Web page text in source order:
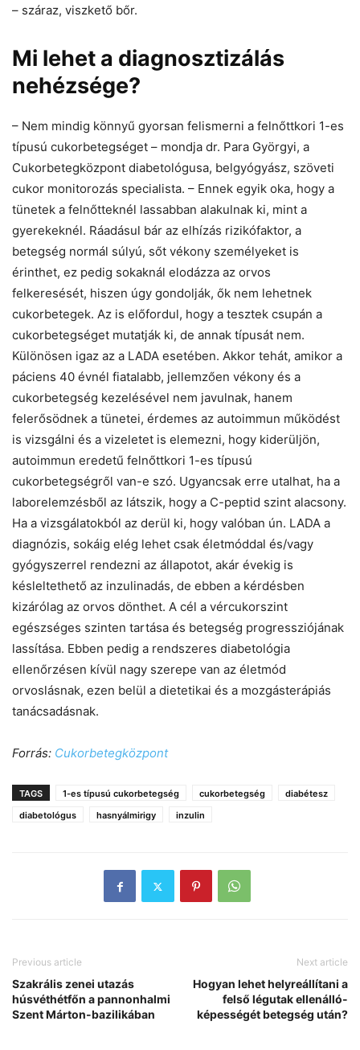
– száraz, viszkető bőr.
Mi lehet a diagnosztizálás
nehézsége?
– Nem mindig könnyű gyorsan felismerni a felnőttkori 1-es
típusú cukorbetegséget – mondja dr. Para Györgyi, a
Cukorbetegközpont diabetológusa, belgyógyász, szöveti
cukor monitorozás specialista. – Ennek egyik oka, hogy a
tünetek a felnőtteknél lassabban alakulnak ki, mint a
gyerekeknél. Ráadásul bár az elhízás rizikófaktor, a
betegség normál súlyú, sőt vékony személyeket is
érinthet, ez pedig sokaknál elodázza az orvos
felkeresését, hiszen úgy gondolják, ők nem lehetnek
cukorbetegek. Az is előfordul, hogy a tesztek csupán a
cukorbetegséget mutatják ki, de annak típusát nem.
Különösen igaz az a LADA esetében. Akkor tehát, amikor a
páciens 40 évnél fiatalabb, jellemzően vékony és a
cukorbetegség kezelésével nem javulnak, hanem
felerősödnek a tünetei, érdemes az autoimmun működést
is vizsgálni és a vizeletet is elemezni, hogy kiderüljön,
autoimmun eredetű felnőttkori 1-es típusú
cukorbetegségről van-e szó. Ugyancsak erre utalhat, ha a
laborelemzésből az látszik, hogy a C-peptid szint alacsony.
Ha a vizsgálatokból az derül ki, hogy valóban ún. LADA a
diagnózis, sokáig elég lehet csak életmóddal és/vagy
gyógyszerrel rendezni az állapotot, akár évekig is
késleltethető az inzulinadás, de ebben a kérdésben
kizárólag az orvos dönthet. A cél a vércukorszint
egészséges szinten tartása és betegség progressziójának
lassítása. Ebben pedig a rendszeres diabetológia
ellenőrzésen kívül nagy szerepe van az életmód
orvoslásnak, ezen belül a dietetikai és a mozgásterápiás
tanácsadásnak.
Forrás: Cukorbetegközpont
TAGS 1-es típusú cukorbetegség cukorbetegség
diabétesz
diabetológus
hasnyálmirigy inzulin
Previous article
Szakrális zenei utazás
húsvéthétfőn a pannonhalmi
Szent Márton-bazilikában
Next article
Hogyan lehet helyreállítani a
felső légutak ellenálló-
képességét betegség után?